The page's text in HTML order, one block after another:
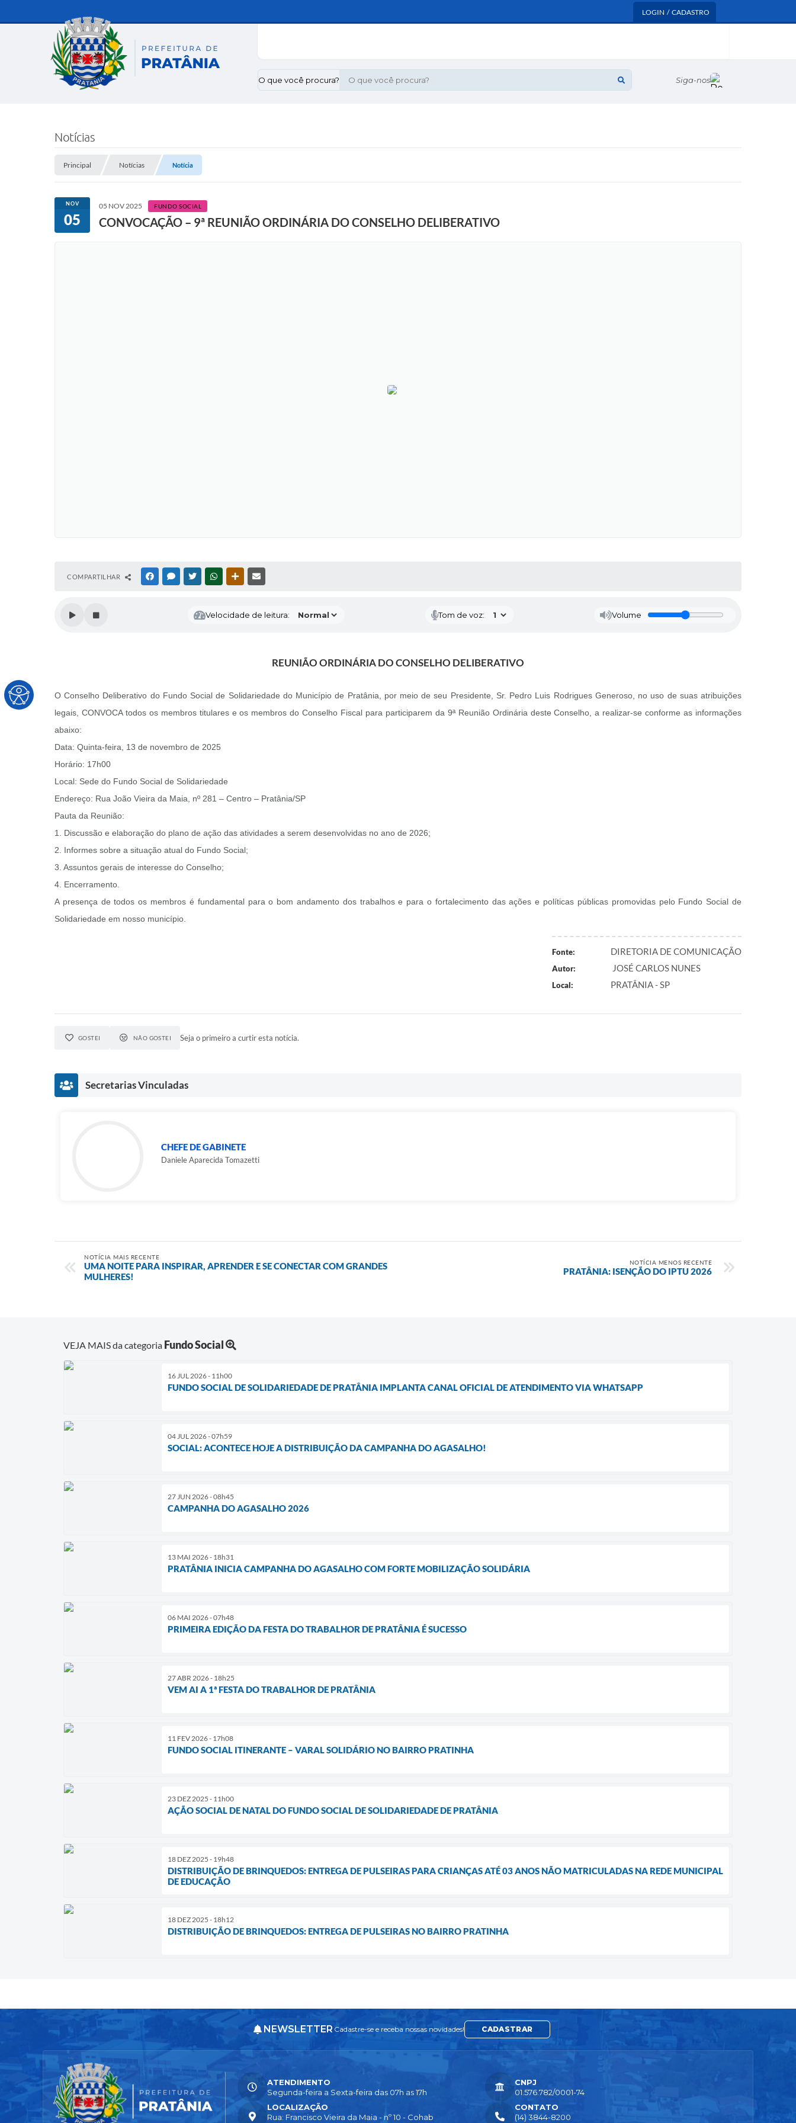
LOGIN / CADASTRO
O que você procura? Siga-nos
Notícias
Principal Notícias Notícia
NOV
05
05 NOV 2025 FUNDO SOCIAL
CONVOCAÇÃO – 9ª REUNIÃO ORDINÁRIA DO CONSELHO DELIBERATIVO
COMPARTILHAR FACEBOOKMESSENGER
TWITTERWHATSAPPOUTRAS MÍDIAS
Velocidade de leitura: Tom de voz: Volume
REUNIÃO ORDINÁRIA DO CONSELHO DELIBERATIVO
O Conselho Deliberativo do Fundo Social de Solidariedade do Município de Pratânia, por meio de seu Presidente, Sr. Pedro Luis Rodrigues Generoso, no uso de suas atribuições
legais, CONVOCA todos os membros titulares e os membros do Conselho Fiscal para participarem da 9ª Reunião Ordinária deste Conselho, a realizar-se conforme as informações
abaixo:
Data: Quinta-feira, 13 de novembro de 2025
Horário: 17h00
Local: Sede do Fundo Social de Solidariedade
Endereço: Rua João Vieira da Maia, nº 281 – Centro – Pratânia/SP
Pauta da Reunião:
1. Discussão e elaboração do plano de ação das atividades a serem desenvolvidas no ano de 2026;
2. Informes sobre a situação atual do Fundo Social;
3. Assuntos gerais de interesse do Conselho;
4. Encerramento.
A presença de todos os membros é fundamental para o bom andamento dos trabalhos e para o fortalecimento das ações e políticas públicas promovidas pelo Fundo Social de
Solidariedade em nosso município.
Fonte: DIRETORIA DE COMUNICAÇÃO
Autor: JOSÉ CARLOS NUNES
Local: PRATÂNIA - SP
GOSTEI NÃO GOSTEI Seja o primeiro a curtir esta notícia.
Secretarias Vinculadas
CHEFE DE GABINETE
Daniele Aparecida Tomazetti
NOTÍCIA MAIS RECENTE
UMA NOITE PARA INSPIRAR, APRENDER E SE CONECTAR COM GRANDES
MULHERES!
NOTÍCIA MENOS RECENTE
PRATÂNIA: ISENÇÃO DO IPTU 2026
VEJA MAIS da categoria Fundo Social
16 JUL 2026 - 11h00
FUNDO SOCIAL DE SOLIDARIEDADE DE PRATÂNIA IMPLANTA CANAL OFICIAL DE ATENDIMENTO VIA WHATSAPP
04 JUL 2026 - 07h59
SOCIAL: ACONTECE HOJE A DISTRIBUIÇÃO DA CAMPANHA DO AGASALHO!
27 JUN 2026 - 08h45
CAMPANHA DO AGASALHO 2026
13 MAI 2026 - 18h31
PRATÂNIA INICIA CAMPANHA DO AGASALHO COM FORTE MOBILIZAÇÃO SOLIDÁRIA
06 MAI 2026 - 07h48
PRIMEIRA EDIÇÃO DA FESTA DO TRABALHOR DE PRATÂNIA É SUCESSO
27 ABR 2026 - 18h25
VEM AI A 1ª FESTA DO TRABALHOR DE PRATÂNIA
11 FEV 2026 - 17h08
FUNDO SOCIAL ITINERANTE – VARAL SOLIDÁRIO NO BAIRRO PRATINHA
23 DEZ 2025 - 11h00
AÇÃO SOCIAL DE NATAL DO FUNDO SOCIAL DE SOLIDARIEDADE DE PRATÂNIA
18 DEZ 2025 - 19h48
DISTRIBUIÇÃO DE BRINQUEDOS: ENTREGA DE PULSEIRAS PARA CRIANÇAS ATÉ 03 ANOS NÃO MATRICULADAS NA REDE MUNICIPAL
DE EDUCAÇÃO
18 DEZ 2025 - 18h12
DISTRIBUIÇÃO DE BRINQUEDOS: ENTREGA DE PULSEIRAS NO BAIRRO PRATINHA
NEWSLETTER Cadastre-se e receba nossas novidades! CADASTRAR
LOCALIZAÇÃO
Rua: Francisco Vieira da Maia - nº 10 - Cohab
CONTATO
(14) 3844-8200
ATENDIMENTO
Segunda-feira a Sexta-feira das 07h as 17h
CNPJ
01.576.782/0001-74